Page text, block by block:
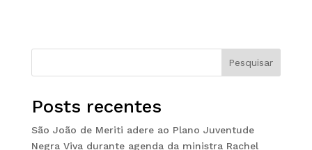
Pesquisar
Posts recentes
São João de Meriti adere ao Plano Juventude
Negra Viva durante agenda da ministra Rachel